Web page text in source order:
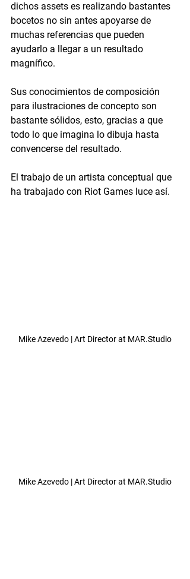
dichos assets es realizando bastantes
bocetos no sin antes apoyarse de
muchas referencias que pueden
ayudarlo a llegar a un resultado
magnífico.
Sus conocimientos de composición
para ilustraciones de concepto son
bastante sólidos, esto, gracias a que
todo lo que imagina lo dibuja hasta
convencerse del resultado.
El trabajo de un artista conceptual que
ha trabajado con Riot Games luce así.
Mike Azevedo | Art Director at MAR.Studio
Mike Azevedo | Art Director at MAR.Studio